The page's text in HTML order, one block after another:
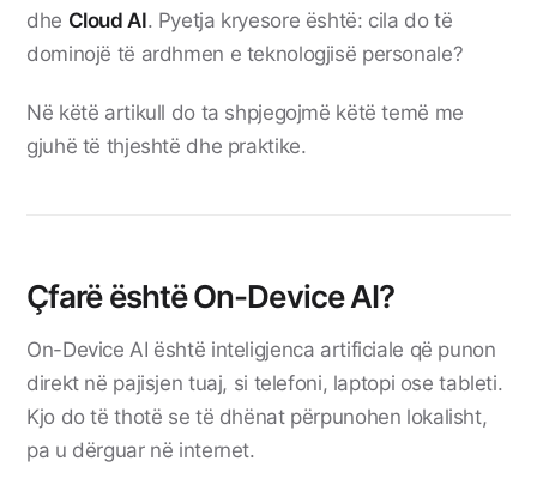
dhe Cloud AI. Pyetja kryesore është: cila do të
dominojë të ardhmen e teknologjisë personale?
Në këtë artikull do ta shpjegojmë këtë temë me
gjuhë të thjeshtë dhe praktike.
Çfarë është On-Device AI?
On-Device AI është inteligjenca artificiale që punon
direkt në pajisjen tuaj, si telefoni, laptopi ose tableti.
Kjo do të thotë se të dhënat përpunohen lokalisht,
pa u dërguar në internet.